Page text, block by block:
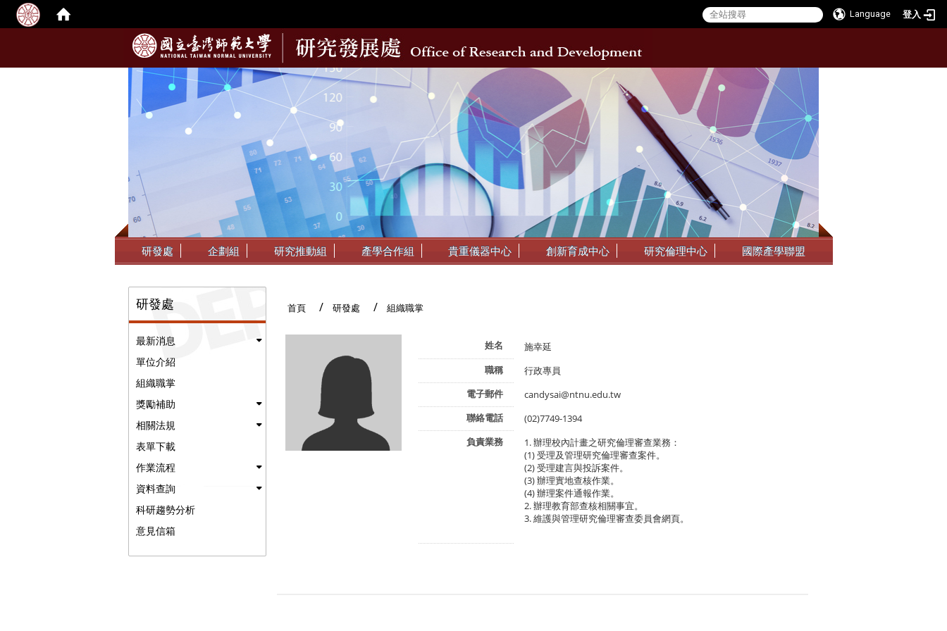
Language 登入
::: 研發處 企劃組 研究推動組 產學合作組 貴重儀器中心 創新育成中心 研究倫理中心 國際產學聯盟
研發處
最新消息
單位介紹
組織職掌
獎勵補助
相關法規
表單下載
作業流程
資料查詢
科研趨勢分析
意見信箱
首頁 研發處 組織職掌
姓名
施幸延
職稱
行政專員
電子郵件
candysai@ntnu.edu.tw
聯絡電話
(02)7749-1394
負責業務
1. 辦理校內計畫之研究倫理審查業務：
(1) 受理及管理研究倫理審查案件。
(2) 受理建言與投訴案件。
(3) 辦理實地查核作業。
(4) 辦理案件通報作業。
2. 辦理教育部查核相關事宜。
3. 維護與管理研究倫理審查委員會網頁。